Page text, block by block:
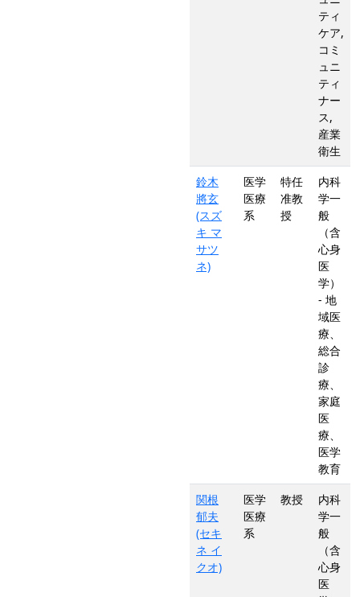
ティ
ケア,
コミ
ュニ
ティ
ナー
ス,
産業
衛生
鈴木
將玄
(スズ
キ マ
サツ
ネ)
医学
医療
系
特任
准教
授
内科
学一
般
（含
心身
医
学）
- 地
域医
療、
総合
診
療、
家庭
医
療、
医学
教育
関根
郁夫
(セキ
ネ イ
クオ)
医学
医療
系
教授
内科
学一
般
（含
心身
医